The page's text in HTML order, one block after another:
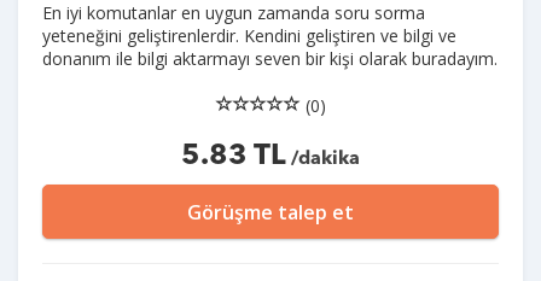
En iyi komutanlar en uygun zamanda soru sorma
yeteneğini geliştirenlerdir. Kendini geliştiren ve bilgi ve
donanım ile bilgi aktarmayı seven bir kişi olarak buradayım.
(0)
5.83 TL /dakika
Görüşme talep et